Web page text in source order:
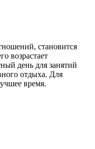
становится
возрастает
день для занятий
отдыха. Для
время.